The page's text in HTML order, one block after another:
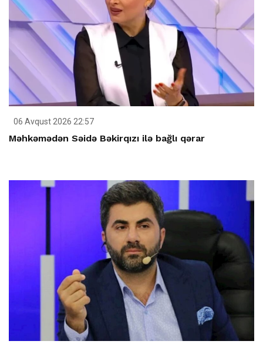
06 Avqust 2026 22:57
Məhkəmədən Səidə Bəkirqızı ilə bağlı qərar